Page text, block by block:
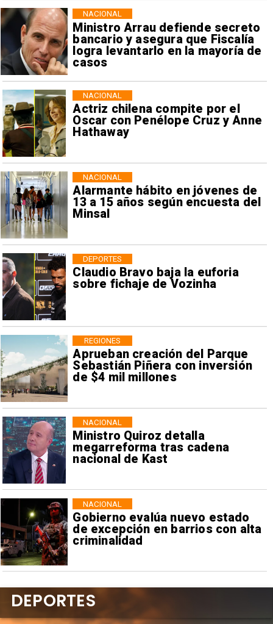
Ministro Arrau defiende secreto
bancario y asegura que Fiscalía
logra levantarlo en la mayoría de
casos
NACIONAL
Actriz chilena compite por el
Oscar con Penélope Cruz y Anne
Hathaway
NACIONAL
Alarmante hábito en jóvenes de
13 a 15 años según encuesta del
Minsal
NACIONAL
Claudio Bravo baja la euforia
sobre fichaje de Vozinha
DEPORTES
Aprueban creación del Parque
Sebastián Piñera con inversión
de $4 mil millones
REGIONES
Ministro Quiroz detalla
megarreforma tras cadena
nacional de Kast
NACIONAL
Gobierno evalúa nuevo estado
de excepción en barrios con alta
criminalidad
NACIONAL
DEPORTES